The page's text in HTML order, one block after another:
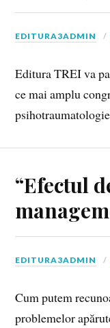
EDITURA3ADMIN
Editura TREI va
ce mai amplu
“Efectul
EDITURA3ADMIN
Cum putem
problemelor